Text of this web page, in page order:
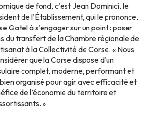
de fond, c’est Jean Dominici, le
de l’Établissement, qui le prononce,
Gatel à s’engager sur un point : poser
du transfert de la Chambre régionale de
à la Collectivité de Corse. « Nous
que la Corse dispose d’un
complet, moderne, performant et
organisé pour agir avec efficacité et
de l’économie du territoire et
»